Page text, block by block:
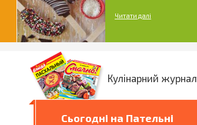
Читати далі
Кулінарний журнал
Сьогодні на Пательні